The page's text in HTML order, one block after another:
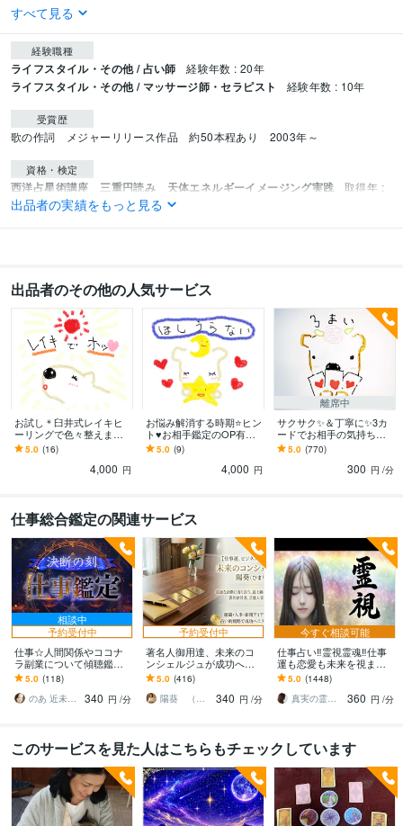
すべて見る
経験職種
ライフスタイル・その他 / 占い師 経験年数 : 20年
ライフスタイル・その他 / マッサージ師・セラピスト 経験年数 : 10年
受賞歴
歌の作詞　メジャーリリース作品　約50本程あり　2003年～
資格・検定
西洋占星術講座 三重円読み 天体エネルギーイメージング実践
取得年 :
2021年
環境カオリスタ検定試験合格 取得年 : 2014年
ポレポレ認定フットリフレ修了 取得年 : 2014年
マザーズオフィス認定フットリフレ修了 取得年 : 2014年
臼井式霊気療法 ティーチャーディグリー取得 取得年 : 2013年
損害保険医療通信講座（医療知識基礎コース）修了 取得年 : 2013年
AEAJアロマテラピーインストラクター資格取得 取得年 : 2012年
JHTA 日本ハーブセラピスト協会 ハーブ検定1級合格 取得年 : 2010年
アロマセラピスト 取得年 : 2013年
得意分野
セラピー・西洋占星術・カードリーディング
恋愛 人間関係 健康
出品者の実績をもっと見る
出品者のその他の人気サービス
お試し＊臼井式レイキヒ
ーリングで色々整えます
レイキマスター資格を持
つ私＊遠隔で潜在意識か
5.0 (16)
4,000 円
お悩み解消する時期⭐ヒン
ト♥お相手鑑定のOP有ま
す オプション多数✨出生
図深堀✨自分も相手も鑑定
5.0 (9)
4,000 円
離席中
サクサク✨＆丁寧に✨3カ
ードでお相手の気持ち視
ます 1人で悩まないでネ♥️
彼・あの人が言えぬ深い
5.0 (770)
300 円 /分
仕事総合鑑定の関連サービス
相談中
予約受付中
仕事☆人間関係やココナ
ラ副業について傾聴鑑定
します 大家さん／人間関
係／採用／相性／人事／
ココナラ／
5.0 (118)
のあ 近未来鑑定師 TR OR LE
340 円 /分
予約受付中
著名人御用達、未来のコ
ンシェルジュが成功へ導
きます 職場の悩みから経
営の孤独まで。4万人が頼
る秘密の相談役
5.0 (416)
陽葵 （ひまり）
340 円 /分
今すぐ相談可能
仕事占い‼️霊視霊魂‼️仕事
運も恋愛も未来を視ます
仕事の転機・恋の結末・
相手の本音、霊視で全て
を即座に伝えます
5.0 (1448)
真実の霊視鑑定✨アダ369✨
360 円 /分
このサービスを見た人はこちらもチェックしています